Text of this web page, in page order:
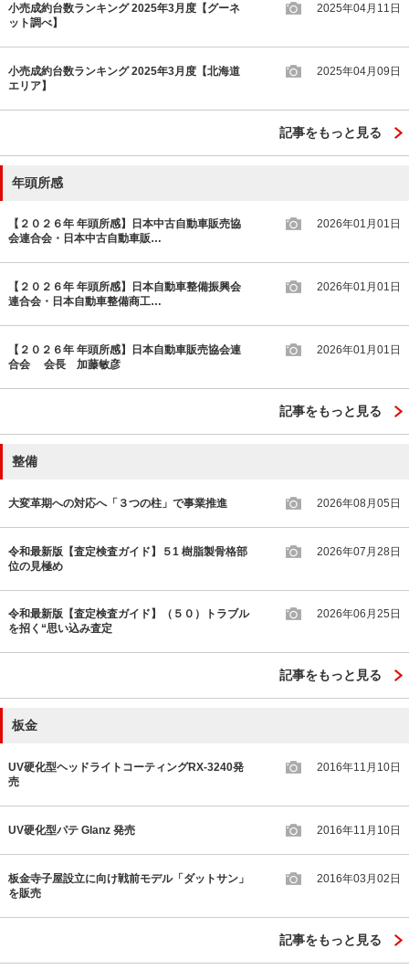
小売成約台数ランキング 2025年3月度【グーネ
ット調べ】
2025年04月11日
小売成約台数ランキング 2025年3月度【北海道
エリア】
2025年04月09日
記事をもっと見る
年頭所感
【２０２６年 年頭所感】日本中古自動車販売協
会連合会・日本中古自動車販…
2026年01月01日
【２０２６年 年頭所感】日本自動車整備振興会
連合会・日本自動車整備商工…
2026年01月01日
【２０２６年 年頭所感】日本自動車販売協会連
合会 会長 加藤敏彦
2026年01月01日
記事をもっと見る
整備
大変革期への対応へ「３つの柱」で事業推進 2026年08月05日
令和最新版【査定検査ガイド】５1 樹脂製骨格部
位の見極め
2026年07月28日
令和最新版【査定検査ガイド】（５０）トラブル
を招く“思い込み査定
2026年06月25日
記事をもっと見る
板金
UV硬化型ヘッドライトコーティングRX-3240発
売
2016年11月10日
UV硬化型パテ Glanz 発売 2016年11月10日
板金寺子屋設立に向け戦前モデル「ダットサン」
を販売
2016年03月02日
記事をもっと見る